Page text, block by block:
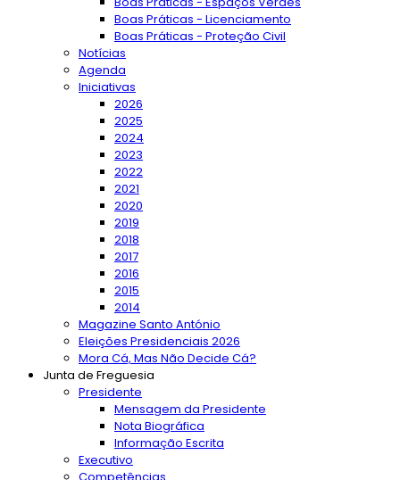
Boas Práticas - Licenciamento
Boas Práticas - Proteção Civil
Notícias
Agenda
Iniciativas
2026
2025
2024
2023
2022
2021
2020
2019
2018
2017
2016
2015
2014
Magazine Santo António
Eleições Presidenciais 2026
Mora Cá, Mas Não Decide Cá?
Junta de Freguesia
Presidente
Mensagem da Presidente
Nota Biográfica
Informação Escrita
Executivo
Competências